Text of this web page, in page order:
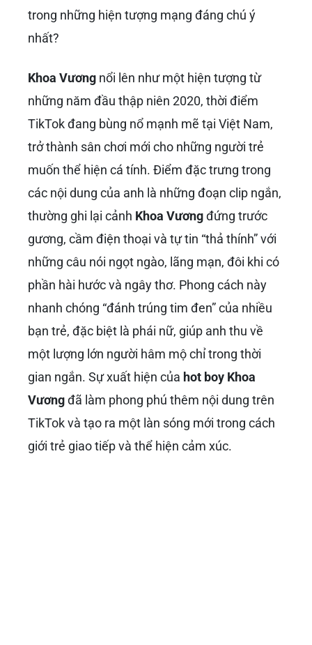
trong những hiện tượng mạng đáng chú ý
nhất?
Khoa Vương nổi lên như một hiện tượng từ
những năm đầu thập niên 2020, thời điểm
TikTok đang bùng nổ mạnh mẽ tại Việt Nam,
trở thành sân chơi mới cho những người trẻ
muốn thể hiện cá tính. Điểm đặc trưng trong
các nội dung của anh là những đoạn clip ngắn,
thường ghi lại cảnh Khoa Vươngđứng trước
gương, cầm điện thoại và tự tin “thả thính” với
những câu nói ngọt ngào, lãng mạn, đôi khi có
phần hài hước và ngây thơ. Phong cách này
nhanh chóng “đánh trúng tim đen” của nhiều
bạn trẻ, đặc biệt là phái nữ, giúp anh thu về
một lượng lớn người hâm mộ chỉ trong thời
gian ngắn. Sự xuất hiện của hot boy Khoa
Vươngđã làm phong phú thêm nội dung trên
TikTok và tạo ra một làn sóng mới trong cách
giới trẻ giao tiếp và thể hiện cảm xúc.